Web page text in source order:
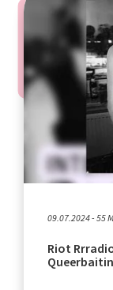
09.07.2024 - 55
Riot